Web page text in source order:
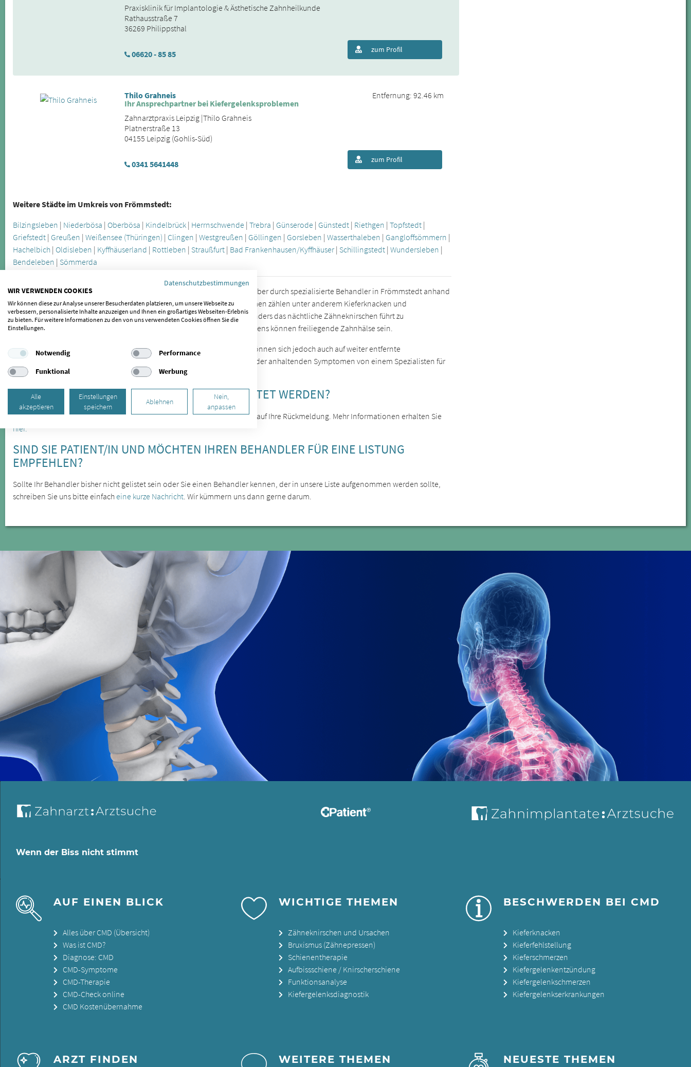
Praxisklinik für Implantologie & Ästhetische Zahnheilkunde
Rathausstraße 7
36269 Philippsthal
06620 - 85 85 zum Profil
Thilo Grahneis
Ihr Ansprechpartner bei Kiefergelenksproblemen
Zahnarztpraxis Leipzig |Thilo Grahneis
Platnerstraße 13
04155 Leipzig (Gohlis-Süd)
0341 5641448
Entfernung: 92.46 km
zum Profil
Weitere Städte im Umkreis von Frömmstedt:
Bilzingsleben | Niederbösa | Oberbösa | Kindelbrück | Herrnschwende |Trebra | Günserode | Günstedt | Riethgen |Topfstedt |
Griefstedt | Greußen |Weißensee (Thüringen) | Clingen |Westgreußen | Göllingen | Gorsleben |Wasserthaleben | Gangloffsömmern |
Hachelbich | Oldisleben | Kyffhäuserland | Rottleben | Straußfurt | Bad Frankenhausen/Kyffhäuser | Schillingstedt |Wundersleben |
Bendeleben | Sömmerda
Die Craniomandibuläre Dysfunktion wird oft erst spät erkannt, lässt sich aber durch spezialisierte Behandler in Frömmstedt anhand
verschiedener Symptome feststellen. Zu den offensichtlicheren Symptomen zählen unter anderem Kieferknacken und
Zähneknirschen, die Sie in Frömmstedt behandeln lassen können. Besonders das nächtliche Zähneknirschen führt zu
Verspannungen und zu Zahnabrieb. Eine weitere Folge des Zähneknirschens können freiliegende Zahnhälse sein.
Kieferfehlstellungen sind die Ursache für Kiefergelenkbeschwerden, sie können sich jedoch auch auf weiter entfernte
Körperregionen auswirken. Lassen Sie sich daher bei wiederkehrenden oder anhaltenden Symptomen von einem Spezialisten für
CMD untersuchen.
SIND SIE BEHANDLER/IN UND MÖCHTEN GELISTET WERDEN?
Wenn auch Sie als Behandler für gelistet werden möchten, freuen wir uns auf Ihre Rückmeldung. Mehr Informationen erhalten Sie
hier.
SIND SIE PATIENT/IN UND MÖCHTEN IHREN BEHANDLER FÜR EINE LISTUNG
EMPFEHLEN?
Sollte Ihr Behandler bisher nicht gelistet sein oder Sie einen Behandler kennen, der in unsere Liste aufgenommen werden sollte,
schreiben Sie uns bitte einfacheine kurze Nachricht . Wir kümmern uns dann gerne darum.
Wenn der Biss nicht stimmt
AUF EINEN BLICK
Alles über CMD (Übersicht)
Was ist CMD?
Diagnose: CMD
CMD-Symptome
CMD-Therapie
CMD-Check online
CMD Kostenübernahme
WICHTIGE THEMEN
Zähneknirschen und Ursachen
Bruxismus (Zähnepressen)
Schienentherapie
Aufbissschiene / Knirscherschiene
Funktionsanalyse
Kiefergelenksdiagnostik
BESCHWERDEN BEI CMD
Kieferknacken
Kieferfehlstellung
Kieferschmerzen
Kiefergelenkentzündung
Kiefergelenkschmerzen
Kiefergelenkserkrankungen
ARZT FINDEN WEITERE THEMEN NEUESTE THEMEN
Datenschutzbestimmungen
WIR VERWENDEN COOKIES
Wir können diese zur Analyse unserer Besucherdaten platzieren, um unsere Webseite zu
verbessern, personalisierte Inhalte anzuzeigen und Ihnen ein großartiges Webseiten-Erlebnis
zu bieten. Für weitere Informationen zu den von uns verwendeten Cookies öffnen Sie die
Einstellungen.
Notwendig
Performance
Funktional
Werbung
Alle
akzeptieren
Einstellungen
speichern
Ablehnen
Nein,
anpassen